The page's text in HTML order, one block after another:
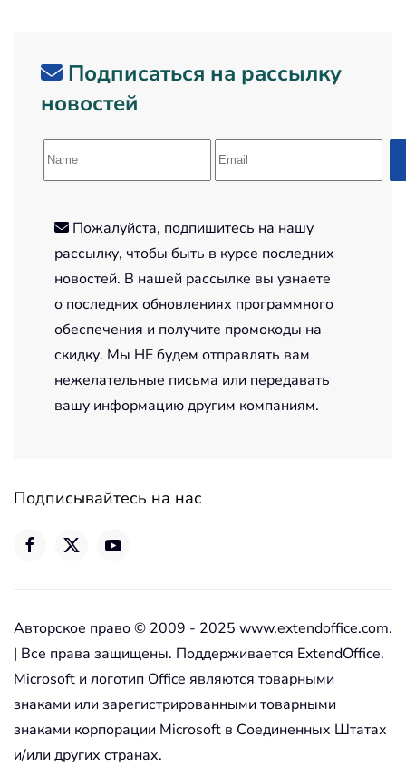
Подписаться на рассылку
новостей
Пожалуйста, подпишитесь на нашу
рассылку, чтобы быть в курсе последних
новостей. В нашей рассылке вы узнаете
о последних обновлениях программного
обеспечения и получите промокоды на
скидку. Мы НЕ будем отправлять вам
нежелательные письма или передавать
вашу информацию другим компаниям.
Подписывайтесь на нас
Авторское право © 2009 - 2025 www.extendoffice.com.
| Все права защищены. Поддерживается ExtendOffice.
Microsoft и логотип Office являются товарными
знаками или зарегистрированными товарными
знаками корпорации Microsoft в Соединенных Штатах
и/или других странах.